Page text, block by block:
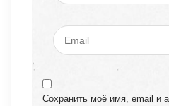
Сохранить моё имя, email и